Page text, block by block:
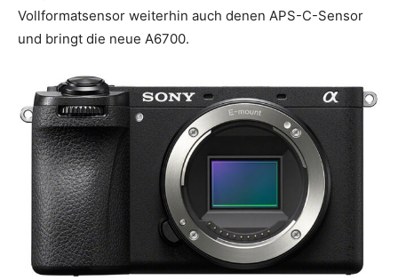
Vollformatsensor weiterhin auch denen APS-C-Sensor
und bringt die neue A6700.